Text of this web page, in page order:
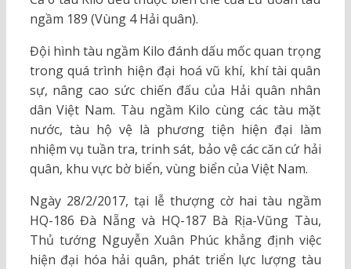
ngầm 189 (Vùng 4 Hải quân).
Đội hình tàu ngầm Kilo đánh dấu mốc quan trọng
trong quá trình hiện đại hoá vũ khí, khí tài quân
sự, nâng cao sức chiến đấu của Hải quân nhân
dân Việt Nam. Tàu ngầm Kilo cùng các tàu mặt
nước, tàu hộ vệ là phương tiện hiện đại làm
nhiệm vụ tuần tra, trinh sát, bảo vệ các căn cứ hải
quân, khu vực bờ biển, vùng biển của Việt Nam.
Ngày 28/2/2017, tại lễ thượng cờ hai tàu ngầm
HQ-186 Đà Nẵng và HQ-187 Bà Rịa-Vũng Tàu,
Thủ tướng Nguyễn Xuân Phúc khẳng định việc
hiện đại hóa hải quân, phát triển lực lượng tàu